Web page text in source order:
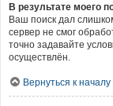
В результате моего
Ваш поиск дал
сервер не смог
точно задавайте
осуществлён.
Вернуться к началу